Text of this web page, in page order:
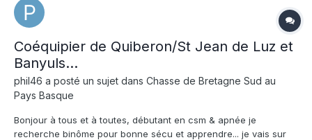
Coéquipier de Quiberon/St Jean de Luz et
Banyuls...
phil46 a posté un sujet dans Chasse de Bretagne Sud au
Pays Basque
Bonjour à tous et à toutes, débutant en csm & apnée je
recherche binôme pour bonne sécu et apprendre... je vais sur